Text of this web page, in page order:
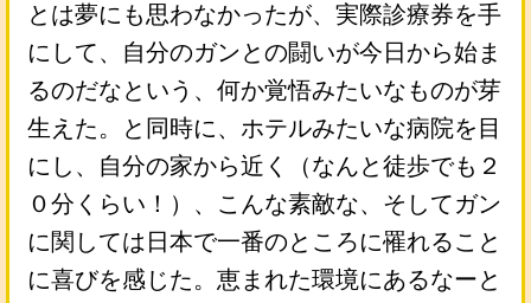
とは夢にも思わなかったが、実際診療券を手
にして、自分のガンとの闘いが今日から始ま
るのだなという、何か覚悟みたいなものが芽
生えた。と同時に、ホテルみたいな病院を目
にし、自分の家から近く（なんと徒歩でも２
０分くらい！）、こんな素敵な、そしてガン
に関しては日本で一番のところに罹れること
に喜びを感じた。恵まれた環境にあるなーと